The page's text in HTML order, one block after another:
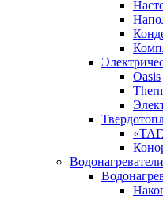
Oasis
Водонагреватели